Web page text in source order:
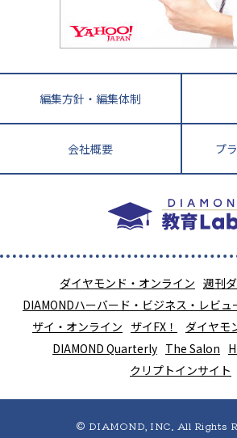
長崎県 熊
鹿児島県 沖縄県
教育ジャーナリストが徹底解説！
編集方針・編集体制
会社概要 プ
ダイヤモンド・オンライン 週刊
DIAMONDハーバード・ビジネス・レビュ
ザイ・オンライン ザイFX！
ダイヤモ
DIAMOND Quarterly The Salon
クリプトインサイト
© DIAMOND, INC. All Rights